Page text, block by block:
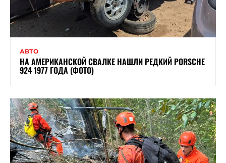
АВТО
НА АМЕРИКАНСКОЙ СВАЛКЕ НАШЛИ РЕДКИЙ PORSCHE
924 1977 ГОДА (ФОТО)